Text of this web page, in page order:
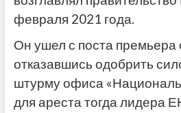
февраля 2021 года.
Он ушел с поста премьера
отказавшись одобрить
штурму офиса
для ареста тогда лидера